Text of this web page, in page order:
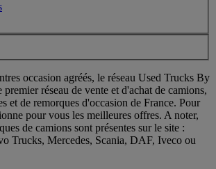
occasion agréés, le réseau Used Trucks By
réseau de vente et d'achat de camions,
et de remorques d'occasion de France. Pour
pour vous les meilleures offres. A noter,
de camions sont présentes sur le site :
Trucks, Mercedes, Scania, DAF, Iveco ou